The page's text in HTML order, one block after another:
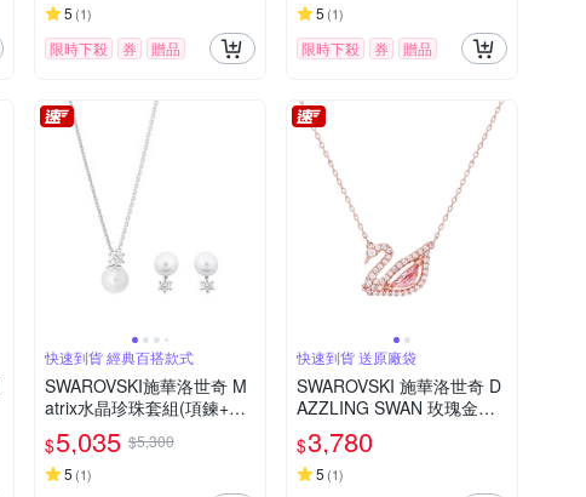
5 (1)
限時下殺 券 贈品
5 (1)
限時下殺 券 贈品
快速到貨 經典百搭款式
SWAROVSKI施華洛世奇 M
atrix水晶珍珠套組(項鍊+耳
環)
$5,035 $5,300
5 (1)
快速到貨 送原廠袋
SWAROVSKI 施華洛世奇 D
AZZLING SWAN 玫瑰金水
晶項鍊
$3,780
5 (1)